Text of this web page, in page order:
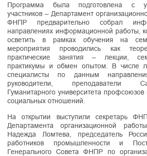
Программа была подготовлена с
участников – Департамент
ФНПР предварительно собрал
направлениях информационной работы,
осветить в рамках обучения на
мероприятия проводились как
практические занятия – лекции,
практикумы и обмен опытом. В числе
специалисты по данным
руководители, преподаватели
Гуманитарного университета
социальных отношений.
На открытии выступили секретарь
Департамента организационной
Надежда Ломтева, председатель
работников промышленности и
Генерального Совета ФНПР по